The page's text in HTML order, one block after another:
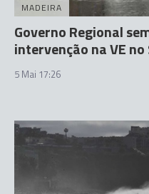
MADEIRA
Governo Regional
intervenção na VE no
5 Mai 17:26